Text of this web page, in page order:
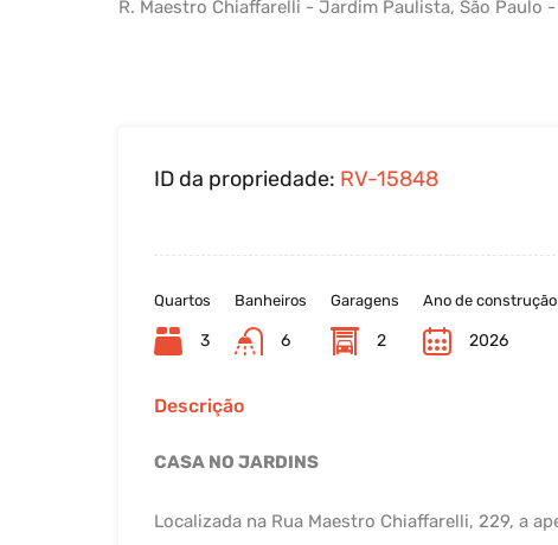
R. Maestro Chiaffarelli - Jardim Paulista, São Paulo -
ID da propriedade: RV-15848
Quartos
3
Banheiros
6
Garagens
2
Ano de construção
2026
Descrição
CASA NO JARDINS
Localizada na Rua Maestro Chiaffarelli, 229, a